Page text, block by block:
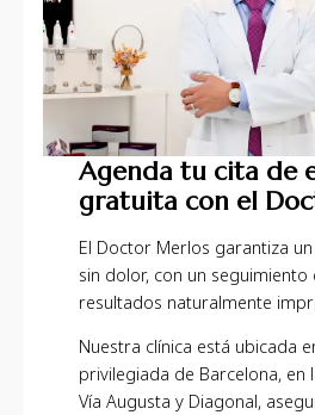
Agenda tu cita de
gratuita con el
El Doctor Merlos garantiza
sin dolor, con un
resultados naturalmente
Nuestra clínica está ubicada
privilegiada de Barcelona, en
Vía Augusta y Diagonal,